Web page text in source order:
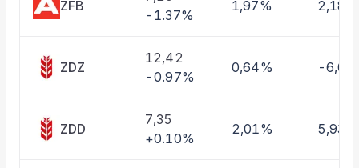
ZFB
-1.37%
1,97% 2,18%
ZDZ
12,42
-0.97%
0,64% -
ZDD
7,35
+0.10%
2,01% 5,93%